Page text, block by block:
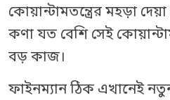
কোয়ান্টামতন্ত্রের মহড়া
কণা যত বেশি সেই
বড় কাজ।
ফাইনম্যান ঠিক এখানেই